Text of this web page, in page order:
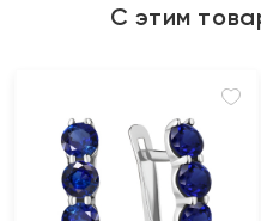
С этим